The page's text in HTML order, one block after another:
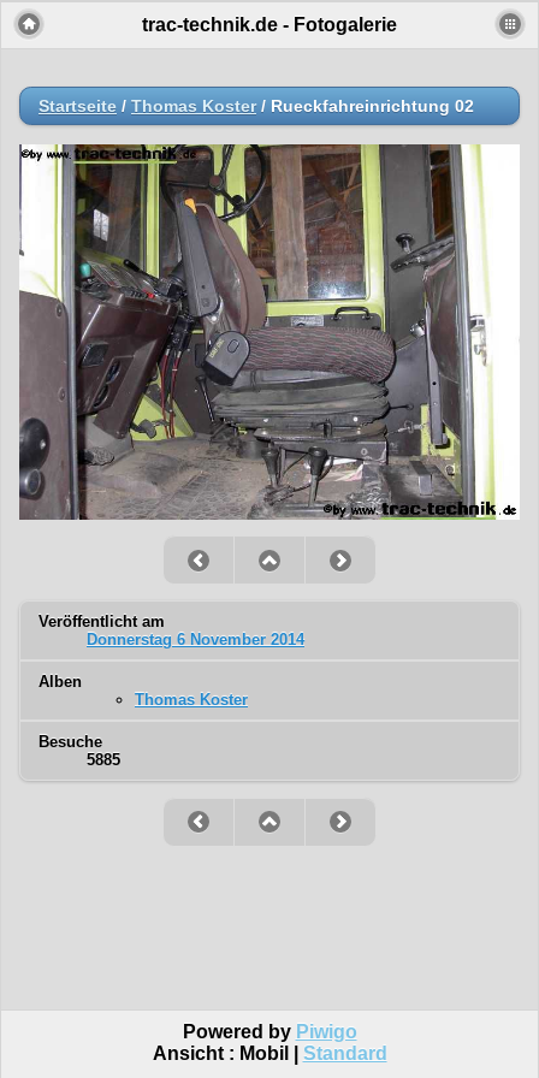
trac-technik.de - Fotogalerie
Startseite / Thomas Koster/ Rueckfahreinrichtung 02
Veröffentlicht am
Donnerstag 6 November 2014
Alben
Thomas Koster
Besuche
5885
Powered by Piwigo
Ansicht : Mobil Standard